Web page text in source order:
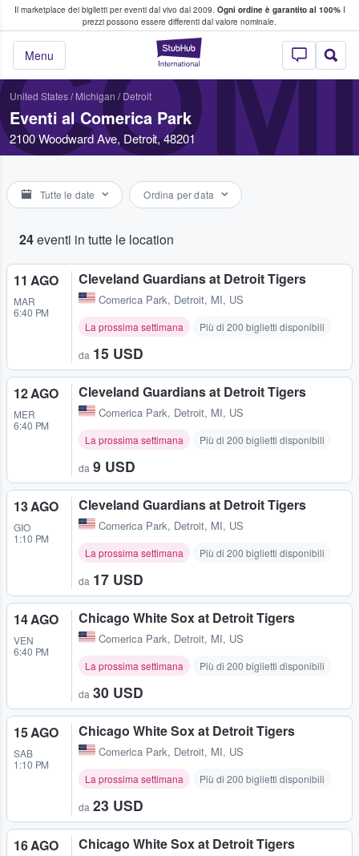
Il marketplace dei biglietti per eventi dal vivo dal 2009. Ogni ordine è garantito al 100%I
prezzi possono essere differenti dal valore nominale.
StubHub - Dove
Menu
fan comprano e vendono biglietti
United States/ Michigan / Detroit
Eventi al Comerica Park
2100 Woodward Ave, Detroit, 48201
Tutte le date Ordina per data
24eventi in tutte le location
11 AGO
MAR
6:40 PM
Cleveland Guardians at Detroit Tigers
Comerica Park, Detroit, MI, US
La prossima settimana Più di 200 biglietti disponibili
da 15 USD
12 AGO
MER
6:40 PM
Cleveland Guardians at Detroit Tigers
Comerica Park, Detroit, MI, US
La prossima settimana Più di 200 biglietti disponibili
da 9 USD
13 AGO
GIO
1:10 PM
Cleveland Guardians at Detroit Tigers
Comerica Park, Detroit, MI, US
La prossima settimana Più di 200 biglietti disponibili
da 17 USD
14 AGO
VEN
6:40 PM
Chicago White Sox at Detroit Tigers
Comerica Park, Detroit, MI, US
La prossima settimana Più di 200 biglietti disponibili
da 30 USD
15 AGO
SAB
1:10 PM
Chicago White Sox at Detroit Tigers
Comerica Park, Detroit, MI, US
La prossima settimana Più di 200 biglietti disponibili
da 23 USD
16 AGO Chicago White Sox at Detroit Tigers